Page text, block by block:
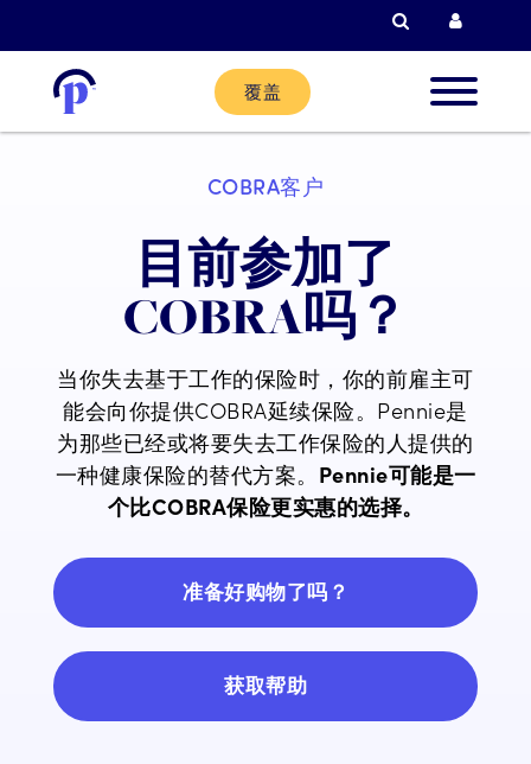
检索
覆盖
帮助
COBRA客户
目前参加了
COBRA吗？
当你失去基于工作的保险时，你的前雇主可
能会向你提供COBRA延续保险。Pennie是
为那些已经或将要失去工作保险的人提供的
一种健康保险的替代方案。 Pennie可能是一
个比COBRA保险更实惠的选择。
准备好购物了吗？
获取帮助